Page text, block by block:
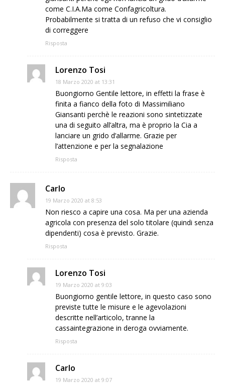
come C.I.A.Ma come Confagricoltura.
Probabilmente si tratta di un refuso che vi consiglio
di correggere
Risposta
Lorenzo Tosi
18 Marzo 2020 at 13:31
Buongiorno Gentile lettore, in effetti la frase è
finita a fianco della foto di Massimiliano
Giansanti perchè le reazioni sono sintetizzate
una di seguito all’altra, ma è proprio la Cia a
lanciare un grido d’allarme. Grazie per
l’attenzione e per la segnalazione
Risposta
Carlo
19 Marzo 2020 at 8:53
Non riesco a capire una cosa. Ma per una azienda
agricola con presenza del solo titolare (quindi senza
dipendenti) cosa è previsto. Grazie.
Risposta
Lorenzo Tosi
19 Marzo 2020 at 9:03
Buongiorno gentile lettore, in questo caso sono
previste tutte le misure e le agevolazioni
descritte nell’articolo, tranne la
cassaintegrazione in deroga ovviamente.
Risposta
Carlo
19 Marzo 2020 at 9:07